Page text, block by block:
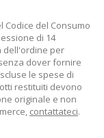
Codice del Consumo
di 14
dell'ordine per
dover fornire
le spese di
restituiti devono
originale e non
contattateci.